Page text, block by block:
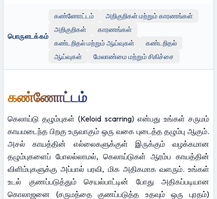
பொருளடக்கம்
கண்ணோட்டம்
அறிகுறிகள் மற்றும் காரணங்கள்
அறிகுறிகள்
காரணங்கள்
கண்டறிதல் மற்றும் ஆய்வுகள்
கண்டறிதல்
ஆய்வுகள்
மேலாண்மை மற்றும் சிகிச்சை
கண்ணோட்டம்
கெலாய்டு தழும்புகள் (Keloid scarring) என்பது உங்கள் சருமம்
காயமடைந்த பிறகு உருவாகும் ஒரு வகை புடைத்த தழும்பு ஆகும்.
அசல் காயத்தின் எல்லைகளுக்குள் இருக்கும் வழக்கமான
தழும்புகளைப் போலல்லாமல், கெலாய்டுகள் ஆரம்ப காயத்தின்
விளிம்புகளுக்கு அப்பால் பரவி, மிக அதிகமாக வளரும். உங்கள்
உடல் குணப்படுத்தும் செயல்பாட்டின் போது அதிகப்படியான
கொலாஜனை (சருமத்தை குணப்படுத்த உதவும் ஒரு புரதம்)